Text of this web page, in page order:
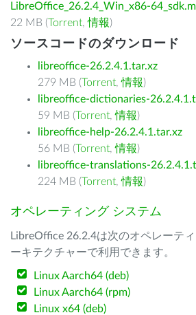
LibreOffice_26.2.4_Win_x86-
22 MB (Torrent,情報)
ソースコードのダウンロード
libreoffice-26.2.4.1.tar.xz
279 MB (Torrent,情報)
libreoffice-dictionaries-
59 MB (Torrent,情報)
libreoffice-help-26.2.4.1.tar.xz
56 MB (Torrent,情報)
libreoffice-translations-
224 MB (Torrent,情報)
オペレーティング システム
LibreOffice 26.2.4は次のオペレーテ
ーキテクチャーで利用できます。
Linux Aarch64 (deb)
Linux Aarch64 (rpm)
Linux x64 (deb)